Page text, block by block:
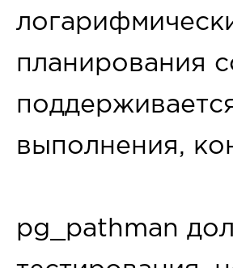
планирования
выполнения,
pg_pathman